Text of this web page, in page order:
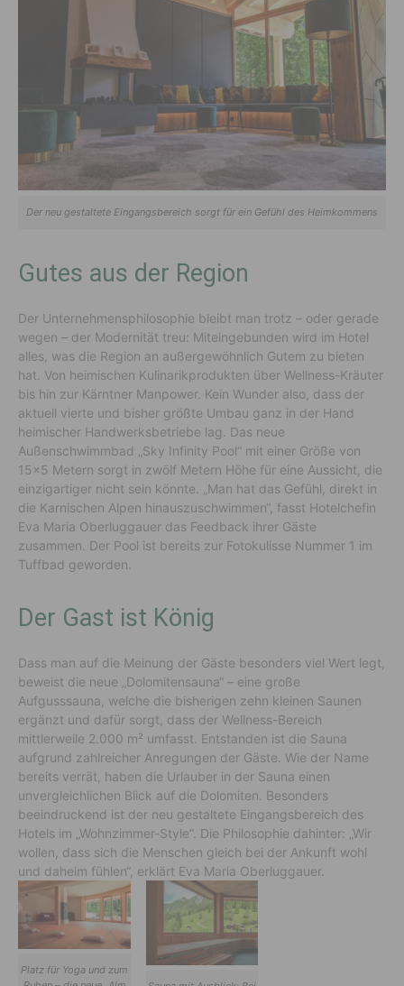
Der neu gestaltete Eingangsbereich sorgt für ein Gefühl des Heimkommens
Gutes aus der Region
Der Unternehmensphilosophie bleibt man trotz – oder gerade
wegen – der Modernität treu: Miteingebunden wird im Hotel
alles, was die Region an außergewöhnlich Gutem zu bieten
hat. Von heimischen Kulinarikprodukten über Wellness-Kräuter
bis hin zur Kärntner Manpower. Kein Wunder also, dass der
aktuell vierte und bisher größte Umbau ganz in der Hand
heimischer Handwerksbetriebe lag. Das neue
Außenschwimmbad „Sky Infinity Pool“ mit einer Größe von
15×5 Metern sorgt in zwölf Metern Höhe für eine Aussicht, die
einzigartiger nicht sein könnte. „Man hat das Gefühl, direkt in
die Karnischen Alpen hinauszuschwimmen“, fasst Hotelchefin
Eva Maria Oberluggauer das Feedback ihrer Gäste
zusammen. Der Pool ist bereits zur Fotokulisse Nummer 1 im
Tuffbad geworden.
Der Gast ist König
Dass man auf die Meinung der Gäste besonders viel Wert legt,
beweist die neue „Dolomitensauna“ – eine große
Aufgusssauna, welche die bisherigen zehn kleinen Saunen
ergänzt und dafür sorgt, dass der Wellness-Bereich
mittlerweile 2.000 m² umfasst. Entstanden ist die Sauna
aufgrund zahlreicher Anregungen der Gäste. Wie der Name
bereits verrät, haben die Urlauber in der Sauna einen
unvergleichlichen Blick auf die Dolomiten. Besonders
beeindruckend ist der neu gestaltete Eingangsbereich des
Hotels im „Wohnzimmer-Style“. Die Philosophie dahinter: „Wir
wollen, dass sich die Menschen gleich bei der Ankunft wohl
und daheim fühlen“, erklärt Eva Maria Oberluggauer.
Platz für Yoga und zum